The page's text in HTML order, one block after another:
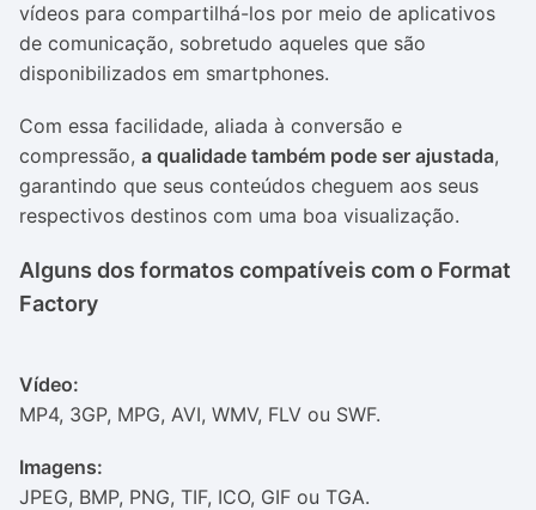
vídeos para compartilhá-los por meio de aplicativos
de comunicação, sobretudo aqueles que são
disponibilizados em smartphones.
Com essa facilidade, aliada à conversão e
compressão, a qualidade também pode ser ajustada,
garantindo que seus conteúdos cheguem aos seus
respectivos destinos com uma boa visualização.
Alguns dos formatos compatíveis com o Format
Factory
Vídeo:
MP4, 3GP, MPG, AVI, WMV, FLV ou SWF.
Imagens:
JPEG, BMP, PNG, TIF, ICO, GIF ou TGA.